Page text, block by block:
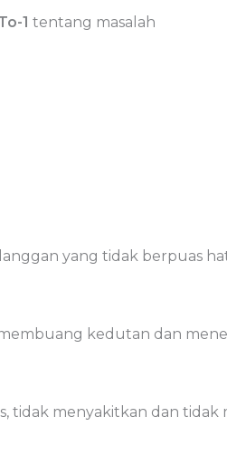
1 tentang masalah
yang tidak berpuas
kedutan dan
tidak menyakitkan dan